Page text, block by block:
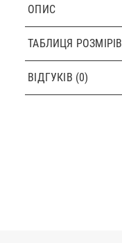
ОПИС
ТАБЛИЦЯ РОЗМІРІВ
ВІДГУКІВ (0)